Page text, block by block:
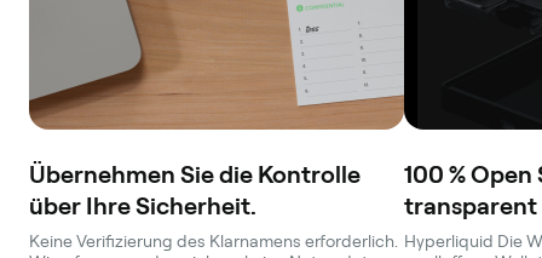
Übernehmen Sie die Kontrolle
über Ihre Sicherheit.
Keine Verifizierung des Klarnamens erforderlich.
100 %
transparent
Hyperliquid Die